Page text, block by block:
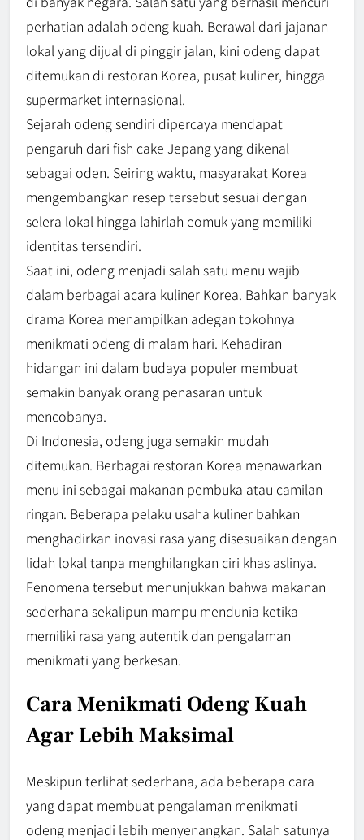
perhatian adalah odeng kuah. Berawal dari jajanan
lokal yang dijual di pinggir jalan, kini odeng dapat
ditemukan di restoran Korea, pusat kuliner, hingga
supermarket internasional.
Sejarah odeng sendiri dipercaya mendapat
pengaruh dari fish cake Jepang yang dikenal
sebagai oden. Seiring waktu, masyarakat Korea
mengembangkan resep tersebut sesuai dengan
selera lokal hingga lahirlah eomuk yang memiliki
identitas tersendiri.
Saat ini, odeng menjadi salah satu menu wajib
dalam berbagai acara kuliner Korea. Bahkan banyak
drama Korea menampilkan adegan tokohnya
menikmati odeng di malam hari. Kehadiran
hidangan ini dalam budaya populer membuat
semakin banyak orang penasaran untuk
mencobanya.
Di Indonesia, odeng juga semakin mudah
ditemukan. Berbagai restoran Korea menawarkan
menu ini sebagai makanan pembuka atau camilan
ringan. Beberapa pelaku usaha kuliner bahkan
menghadirkan inovasi rasa yang disesuaikan dengan
lidah lokal tanpa menghilangkan ciri khas aslinya.
Fenomena tersebut menunjukkan bahwa makanan
sederhana sekalipun mampu mendunia ketika
memiliki rasa yang autentik dan pengalaman
menikmati yang berkesan.
Cara Menikmati Odeng Kuah
Agar Lebih Maksimal
Meskipun terlihat sederhana, ada beberapa cara
yang dapat membuat pengalaman menikmati
odeng menjadi lebih menyenangkan. Salah satunya